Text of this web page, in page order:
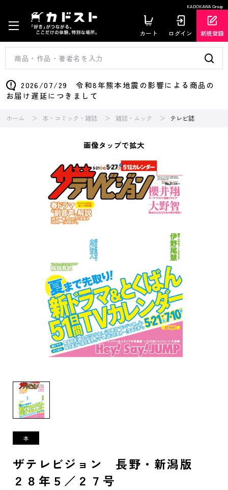
KADOKAWA Group
カート ログイン 新規登録
2026/07/29 令和8年熊本地震の影響による商品の
お届け遅延につきまして
ホーム 本・コミック・雑誌 雑誌・ムック テレビ誌
画像タップで拡大
ザテレビジョン 長野・新潟版
２８年５／２７号